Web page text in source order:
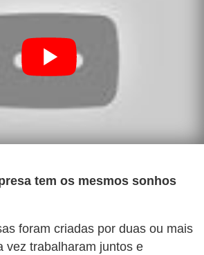
tem os mesmos sonhos
foram criadas por duas ou mais
vez trabalharam juntos e